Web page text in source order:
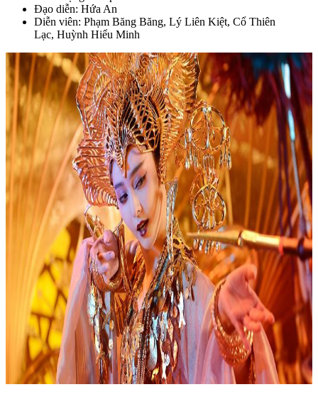
Đạo diễn: Hứa An
Diễn viên: Phạm Băng Băng, Lý Liên Kiệt, Cổ Thiên
Lạc, Huỳnh Hiểu Minh